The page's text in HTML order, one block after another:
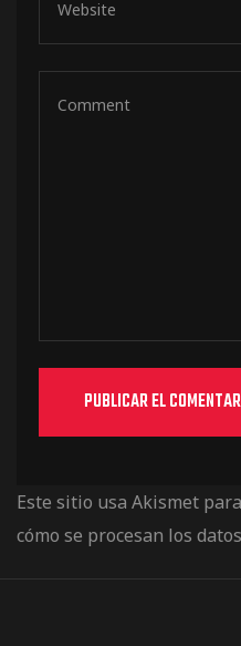
Este sitio usa Akismet
cómo se procesan los